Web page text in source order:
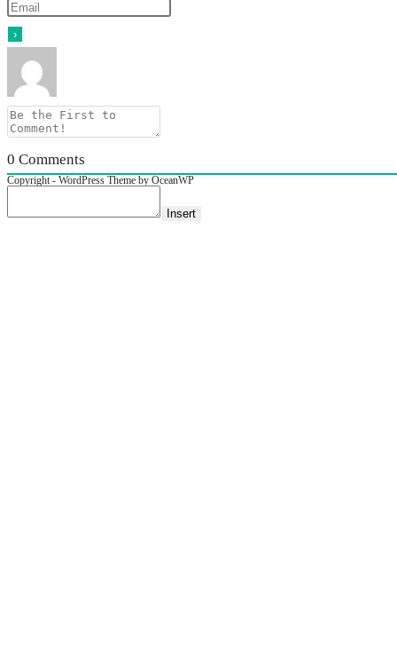
0 Comments
Copyright - WordPress Theme by OceanWP
Insert